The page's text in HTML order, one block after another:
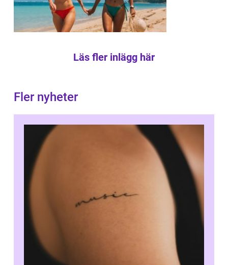
Läs fler inlägg här
Fler nyheter